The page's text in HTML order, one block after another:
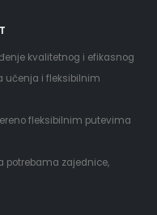
kvalitetnog i efikasnog
učenja i fleksibilnim
fleksibilnim putevima
potrebama zajednice,